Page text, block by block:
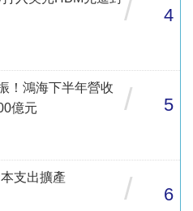
/ 4
！鴻海下半年營收
億元
/ 5
支出擴產
/ 6